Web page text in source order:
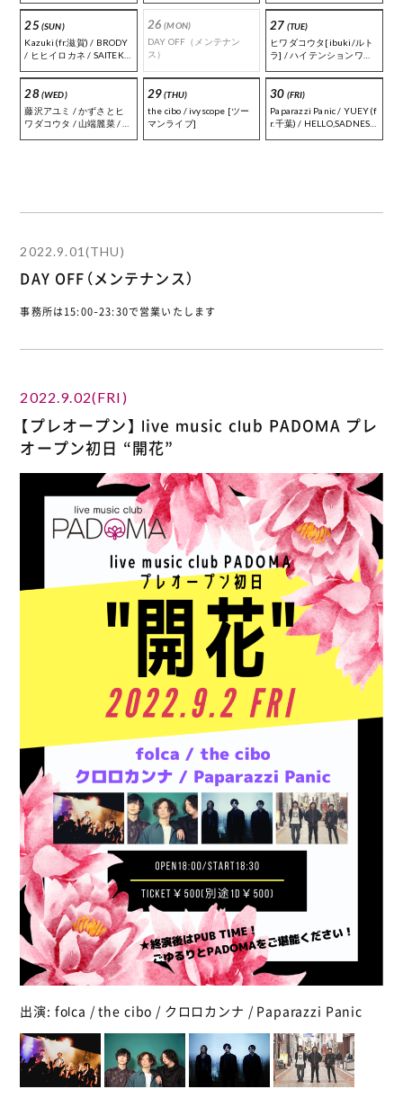
25 (SUN)
Kazuki(fr.滋賀) / BRODY
/ ヒヒイロカネ / SAITEKI /
26 (MON)
DAY OFF（メンテナン
ス）
27 (TUE)
ヒワダコウタ[ibuki/ルト
ラ] / ハイテンションワイ
有澤[アトリエコード] / 怪
奇語り清兵衛 / アカセリ
ョウ / 船岡亮介 / ぼ〜ちゃ
ん[アシタマタ] / 伊藤伶 /
西川卓志 / えりんぎ / 天珠
[LiLY Moratorium] / and
28(WED)
藤沢アユミ / かずさとヒ
ワダコウタ / 山端麗菜 / こ
29(THU)
the cibo / ivyscope [ツー
マンライブ]
30 (FRI)
Paparazzi Panic / YUEY(f
r.千葉) / HELLO,SADNESS
2022.9.01(THU)
DAY OFF（メンテナンス）
事務所は15:00-23:30で営業いたします
2022.9.02(FRI)
【プレオープン】 live music club PADOMA プレ
オープン初日 “開花”
出演: folca / the cibo / クロロカンナ / Paparazzi Panic